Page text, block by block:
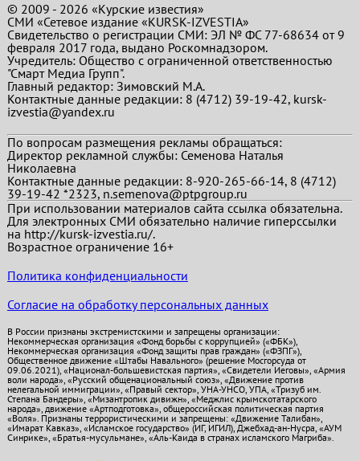
© 2009 - 2026 «Курские известия»
СМИ «Сетевое издание «KURSK-IZVESTIA»
Свидетельство о регистрации СМИ: ЭЛ № ФС 77-68634 от 9
февраля 2017 года, выдано Роскомнадзором.
Учредитель: Общество с ограниченной ответственностью
"Смарт Медиа Групп".
Главный редактор:Зимовский М.А.
Контактные данные редакции: 8 (4712) 39-19-42, kursk-
izvestia@yandex.ru
По вопросам размещения рекламы обращаться:
Директор рекламной службы: Семенова Наталья
Николаевна
Контактные данные редакции: 8-920-265-66-14, 8 (4712)
39-19-42 *2323, n.semenova@ptpgroup.ru
При использовании материалов сайта ссылка обязательна.
Для электронных СМИ обязательно наличие гиперссылки
на http://kursk-izvestia.ru/.
Возрастное ограничение 16+
Политика конфиденциальности
Согласие на обработку персональных данных
В России признаны экстремистскими и запрещены организации:
Некоммерческая организация «Фонд борьбы с коррупцией» («ФБК»),
Некоммерческая организация «Фонд защиты прав граждан» («ФЗПГ»),
Общественное движение «Штабы Навального» (решение Мосгорсуда от
09.06.2021), «Национал-большевистская партия», «Свидетели Иеговы», «Армия
воли народа», «Русский общенациональный союз», «Движение против
нелегальной иммиграции», «Правый сектор», УНА-УНСО, УПА, «Тризуб им.
Степана Бандеры», «Мизантропик дивижн», «Меджлис крымскотатарского
народа», движение «Артподготовка», общероссийская политическая партия
«Воля». Признаны террористическими и запрещены: «Движение Талибан»,
«Имарат Кавказ», «Исламское государство» (ИГ, ИГИЛ), Джебхад-ан-Нусра, «АУМ
Синрике», «Братья-мусульмане», «Аль-Каида в странах исламского Магриба».